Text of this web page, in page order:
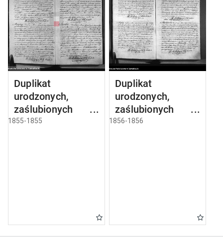
Duplikat
urodzonych,
zaślubionych i
umarłych parafii
1855-1855
Duplikat
urodzonych,
zaślubionych i
umarłych parafii
1856-1856